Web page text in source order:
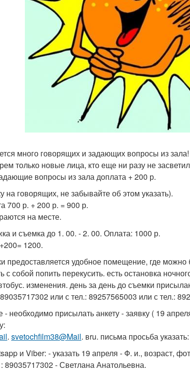
много говорящих и задающих вопросы из зала!
только новые лица, кто еще ни разу не
вопросы из зала доплата + 200 р.
на говорящих, не забывайте об этом указать).
700 р. + 200 р. = 900 р.
на месте.
и съемка до 1. 00. - 2. 00. Оплата: 1000 р.
1200.
предоставляется удобное помещение, где можно
с собой попить перекусить. есть остановка
изменения. день за день до съемки
или с тел.: 89257565003 или с тел.:
- необходимо присылать анкету - заявку ( 19
. svetochfilm38@Mail. вru. письма просьба
и Viber: - указать 19 апреля - Ф. и., возраст,
89035717302 - Светлана Анатольевна.